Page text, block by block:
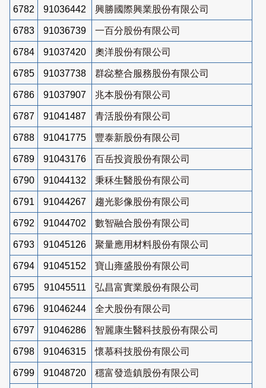
6782 91036442 興勝國際興業股份有限公司
6783 91036739 一百分股份有限公司
6784 91037420 奧洋股份有限公司
6785 91037738 群惢整合服務股份有限公司
6786 91037907 兆本股份有限公司
6787 91041487 青活股份有限公司
6788 91041775 豐泰新股份有限公司
6789 91043176 百岳投資股份有限公司
6790 91044132 秉秝生醫股份有限公司
6791 91044267 趨光影像股份有限公司
6792 91044702 數智融合股份有限公司
6793 91045126 聚量應用材料股份有限公司
6794 91045152 寶山雍盛股份有限公司
6795 91045511 弘昌富實業股份有限公司
6796 91046244 全犬股份有限公司
6797 91046286 智麗康生醫科技股份有限公司
6798 91046315 懷慕科技股份有限公司
6799 91048720 穩富發造鎮股份有限公司